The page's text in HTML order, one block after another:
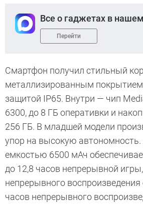
Все о гаджетах в
Перейти
Смартфон получил стильный
металлизированным
защитой IP65. Внутри — чип
6300, до 8 ГБ оперативки и
256 ГБ. В младшей модели
упор на высокую автономность.
емкостью 6500 мАч
до 12,8 часов непрерывной
непрерывного воспроизведения
часов непрерывного